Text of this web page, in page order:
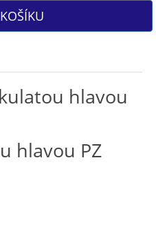
hlavou
hlavou PZ